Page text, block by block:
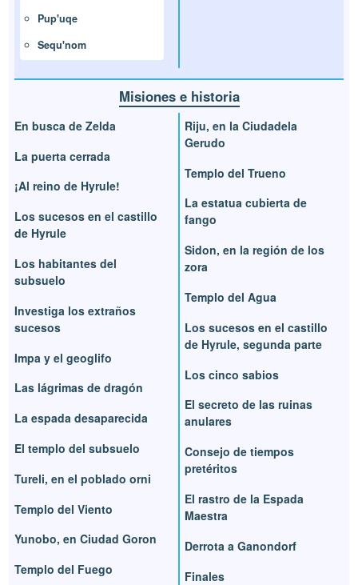
Pup'uqe
Sequ'nom
Misiones e historia
En busca de Zelda
La puerta cerrada
¡Al reino de Hyrule!
Los sucesos en el castillo
de Hyrule
Los habitantes del
subsuelo
Investiga los extraños
sucesos
Impa y el geoglifo
Las lágrimas de dragón
La espada desaparecida
El templo del subsuelo
Tureli, en el poblado orni
Templo del Viento
Yunobo, en Ciudad Goron
Templo del Fuego
Riju, en la Ciudadela
Gerudo
Templo del Trueno
La estatua cubierta de
fango
Sidon, en la región de los
zora
Templo del Agua
Los sucesos en el castillo
de Hyrule, segunda parte
Los cinco sabios
El secreto de las ruinas
anulares
Consejo de tiempos
pretéritos
El rastro de la Espada
Maestra
Derrota a Ganondorf
Finales